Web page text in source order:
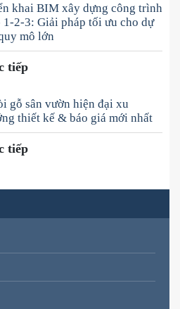
khai BIM xây dựng công trình
1-2-3: Giải pháp tối ưu cho dự
mô lớn
tiếp
gỗ sân vườn hiện đại xu
thiết kế & báo giá mới nhất
tiếp